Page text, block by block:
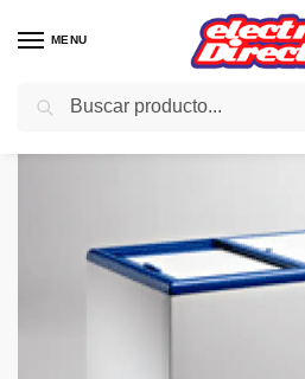
MENU
Inicio Gama blanca Congeladores